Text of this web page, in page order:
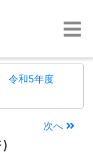
令和5年度
次へ